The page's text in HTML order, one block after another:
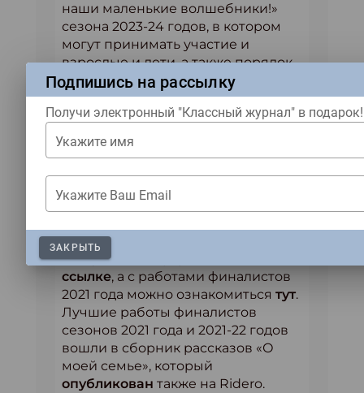
наши маленькие волшебники!»
сезона 2023-24 годов, в котором
могут принимать участие и
взрослые и дети, а также порядок
отправки работ на конкурс,
смотритепо ссылке. Рассказы
финалистов сезонов 2018-2019 гг
можно прочитать
отдельном сборнике рассказов
взрослым»
на Ridero. Рассказы
финалистов 2020 года смотрите
семейных рассказов «Когда я
пишу» на платформе Ridero
ссылке, а с работами финалистов
2021 года можно ознакомиться тут.
Лучшие работы финалистов
сезонов 2021 года и 2021-22 годов
вошли в сборник рассказов «О
моей семье», который
опубликован также на Ridero.
Подпишись на рассылку
Получи электронный "Классный журнал" в подарок!
Укажите имя
Укажите Ваш Email
ЗАКРЫТЬ